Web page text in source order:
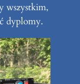
wszystkim,
dyplomy.